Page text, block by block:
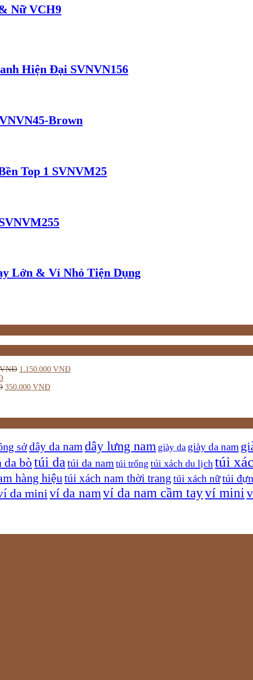
Nữ VCH9
Hiện Đại SVNVN156
Brown
Top 1 SVNVM25
Lớn & Ví Nhỏ Tiện Dụng
VNĐ 1.150.000 VNĐ
350.000 VNĐ
sởdây da nam dây lưng nam giày da giày da nam
da bòtúi da túi da namtúi trống túi xách du lịch túi
hàng hiệu túi xách nam thời trang túi xách nữtúi
da mini ví da namví da nam cầm tayví mini